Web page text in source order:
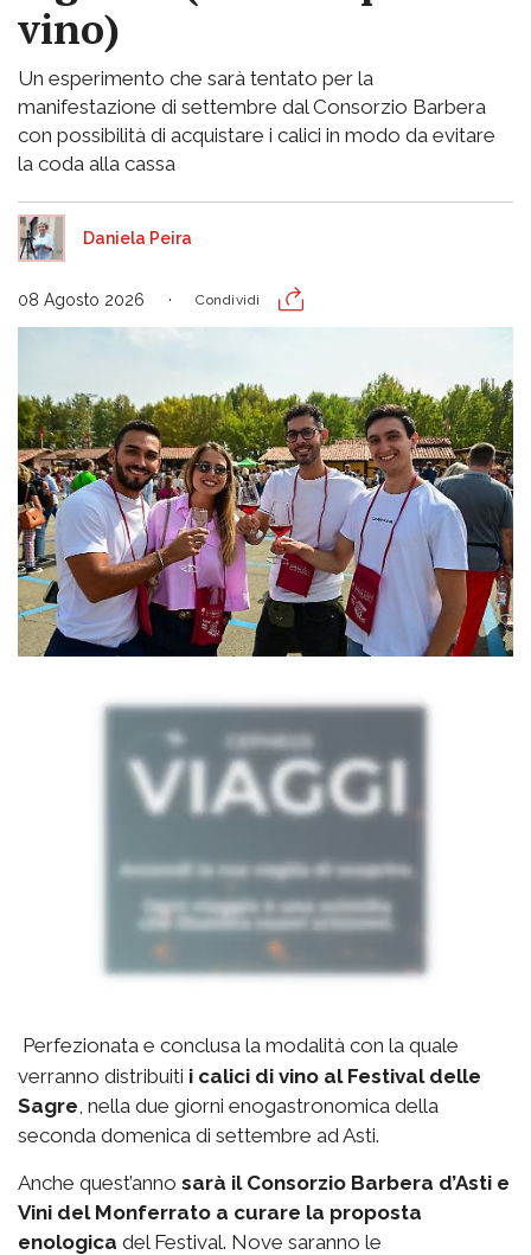
vino)
Un esperimento che sarà tentato per la
manifestazione di settembre dal Consorzio Barbera
con possibilità di acquistare i calici in modo da evitare
la coda alla cassa
Daniela Peira
08 Agosto 2026 Condividi
Perfezionata e conclusa la modalità con la quale
verranno distribuiti i calici di vino al Festival delle
Sagre , nella due giorni enogastronomica della
seconda domenica di settembre ad Asti.
Anche quest’anno sarà il Consorzio Barbera d’Asti e
Vini del Monferrato a curare la proposta
enologica del Festival. Nove saranno le